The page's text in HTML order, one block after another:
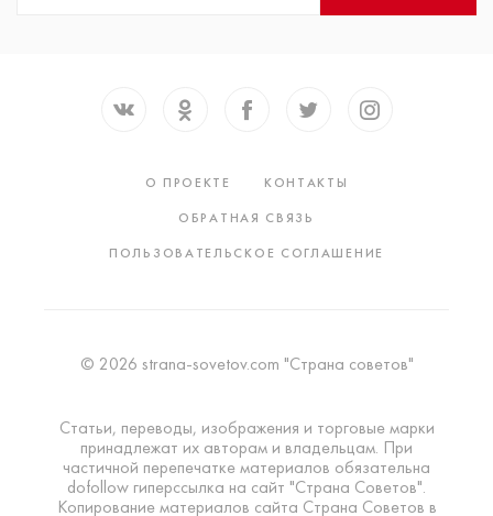
О ПРОЕКТЕ
КОНТАКТЫ
ОБРАТНАЯ СВЯЗЬ
ПОЛЬЗОВАТЕЛЬСКОЕ СОГЛАШЕНИЕ
© 2026 strana-sovetov.com "Страна советов"
Статьи, переводы, изображения и торговые марки
принадлежат их авторам и владельцам. При
частичной перепечатке материалов обязательна
dofollow гиперссылка на сайт "Страна Советов".
Копирование материалов сайта Страна Советов в